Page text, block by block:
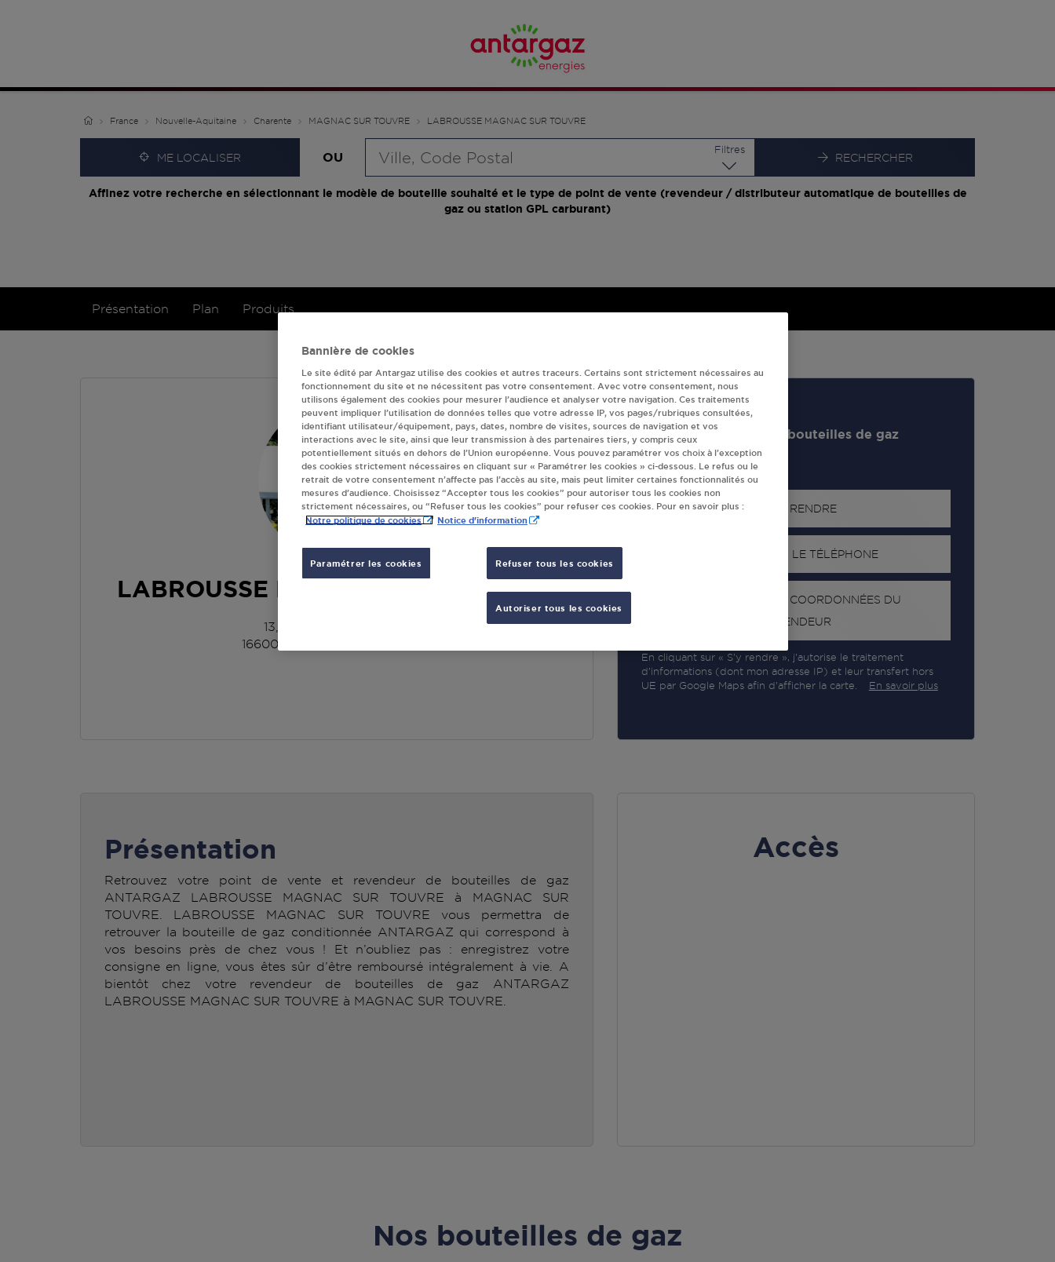
France Nouvelle-Aquitaine Charente MAGNAC SUR TOUVRE LABROUSSE MAGNAC SUR TOUVRE
ME LOCALISER OU
Filtres
RECHERCHER
Affinez votre recherche en sélectionnant le modèle de bouteille souhaité et le type de point de vente (revendeur / distributeur automatique de bouteilles de
gaz ou station GPL carburant)
Présentation Plan Produits
LABROUSSE MAGNAC SUR TOUVRE
13,RTE D'ANGOULEME
16600
Revendeur de bouteilles de gaz
S'Y RENDRE
AFFICHER LE TÉLÉPHONE
RECEVOIR LES COORDONNÉES DU
REVENDEUR
En cliquant sur « S’y rendre », j’autorise le traitement
d’informations (dont mon adresse IP) et leur transfert hors
UE par Google Maps afin d’afficher la carte.
En savoir plus
Accès
Présentation
Retrouvez votre point de vente et revendeur de bouteilles de gaz
ANTARGAZ LABROUSSE MAGNAC SUR TOUVRE à MAGNAC SUR
TOUVRE. LABROUSSE MAGNAC SUR TOUVRE vous permettra de
retrouver la bouteille de gaz conditionnée ANTARGAZ qui correspond à
vos besoins près de chez vous ! Et n’oubliez pas : enregistrez votre
consigne en ligne, vous êtes sûr d’être remboursé intégralement à vie. A
bientôt chez votre revendeur de bouteilles de gaz ANTARGAZ
LABROUSSE MAGNAC SUR TOUVRE à MAGNAC SUR TOUVRE.
Nos bouteilles de gaz
Bannière de cookies
Le site édité par Antargaz utilise des cookies et autres traceurs. Certains sont strictement nécessaires au
fonctionnement du site et ne nécessitent pas votre consentement. Avec votre consentement, nous
utilisons également des cookies pour mesurer l’audience et analyser votre navigation. Ces traitements
peuvent impliquer l’utilisation de données telles que votre adresse IP, vos pages/rubriques consultées,
identifiant utilisateur/équipement, pays, dates, nombre de visites, sources de navigation et vos
interactions avec le site, ainsi que leur transmission à des partenaires tiers, y compris ceux
potentiellement situés en dehors de l’Union européenne. Vous pouvez paramétrer vos choix à l’exception
des cookies strictement nécessaires en cliquant sur « Paramétrer les cookies » ci-dessous. Le refus ou le
retrait de votre consentement n’affecte pas l’accès au site, mais peut limiter certaines fonctionnalités ou
mesures d’audience. Choisissez “Accepter tous les cookies” pour autoriser tous les cookies non
strictement nécessaires, ou “Refuser tous les cookies” pour refuser ces cookies. Pour en savoir plus :
Notre politique de cookies Notice d'information
Paramétrer les cookies Refuser tous les cookies
Autoriser tous les cookies